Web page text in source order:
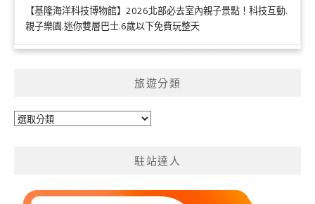
【基隆海洋科技博物館】2026北部必去室內親子景點！科技互動.
親子樂園.迷你雙層巴士.6歲以下免費玩整天
旅遊分類
旅
駐站達人